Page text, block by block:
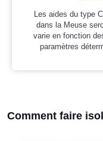
Les aides du type
dans la Meuse
varie en fonction
paramètres
Comment faire